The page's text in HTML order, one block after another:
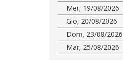
Mer, 19/08/2026
Gio, 20/08/2026
Dom, 23/08/2026
Mar, 25/08/2026